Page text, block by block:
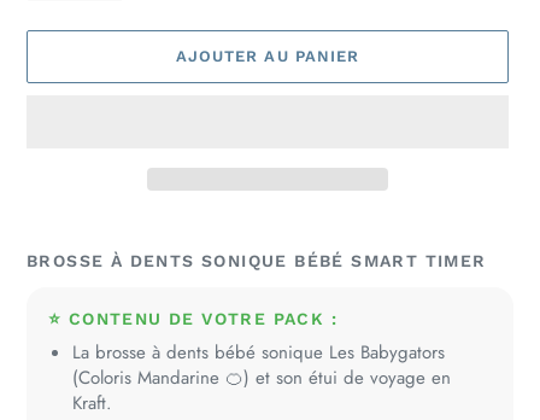
AJOUTER AU PANIER
d'un
votre
panier
BROSSE À DENTS SONIQUE BÉBÉ SMART TIMER
⭐ CONTENU DE VOTRE PACK :
La brosse à dents bébé sonique Les Babygators
(Coloris Mandarine 🍊) et son étui de voyage en
Kraft.